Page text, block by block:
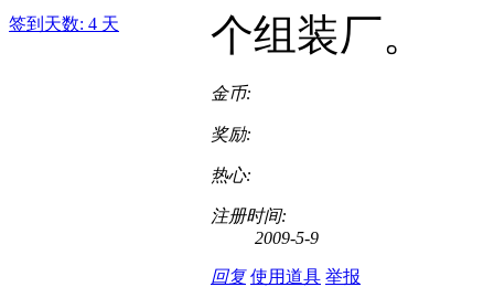
签到天数: 4 天
个组装厂。
金币:
奖励:
热心:
注册时间:
2009-5-9
回复 使用道具 举报